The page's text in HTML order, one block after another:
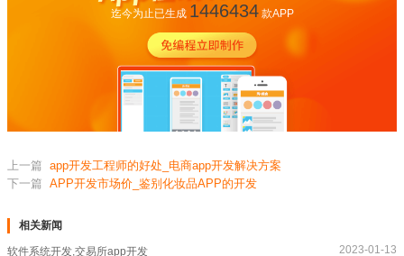
迄今为止已生成 1446434款APP
上一篇 app开发工程师的好处_电商app开发解决方案
下一篇 APP开发市场价_鉴别化妆品APP的开发
相关新闻
软件系统开发,交易所app开发 2023-01-13